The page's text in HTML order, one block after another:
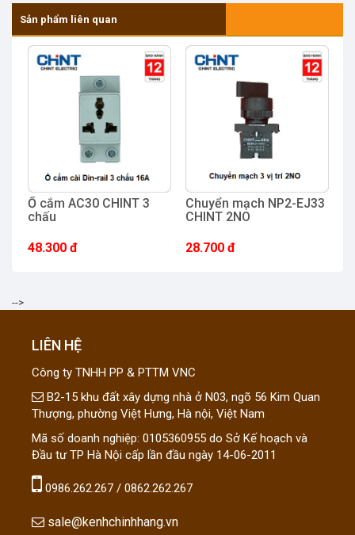
Sản phẩm liên quan
Ổ cắm AC30 CHINT 3
chấu
48.300 đ
Chuyển mạch NP2-EJ33
CHINT 2NO
28.700 đ
-->
LIÊN HỆ
Công ty TNHH PP & PTTM VNC
B2-15 khu đất xây dựng nhà ở N03, ngõ 56 Kim Quan
Thượng, phường Việt Hưng, Hà nội, Việt Nam
Mã số doanh nghiệp: 0105360955 do Sở Kế hoạch và
Đầu tư TP Hà Nội cấp lần đầu ngày 14-06-2011
0986.262.267 / 0862.262.267
sale@kenhchinhhang.vn